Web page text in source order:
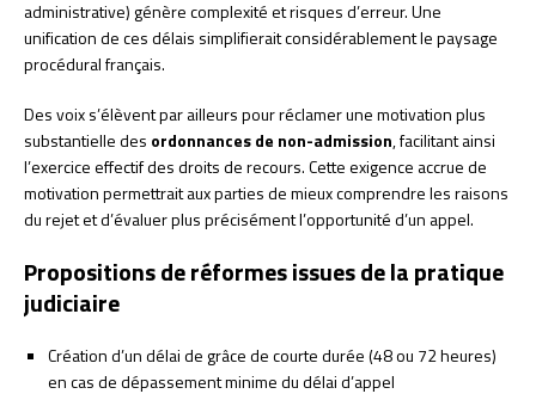
administrative) génère complexité et risques d’erreur. Une
unification de ces délais simplifierait considérablement le paysage
procédural français.
Des voix s’élèvent par ailleurs pour réclamer une motivation plus
substantielle des ordonnances de non-admission, facilitant ainsi
l’exercice effectif des droits de recours. Cette exigence accrue de
motivation permettrait aux parties de mieux comprendre les raisons
du rejet et d’évaluer plus précisément l’opportunité d’un appel.
Propositions de réformes issues de la pratique
judiciaire
Création d’un délai de grâce de courte durée (48 ou 72 heures)
en cas de dépassement minime du délai d’appel